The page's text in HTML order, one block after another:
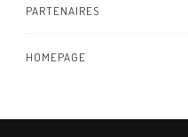
PARTENAIRES
HOMEPAGE